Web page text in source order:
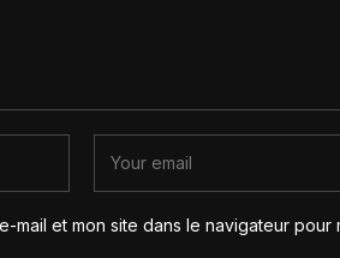
mail et mon site dans le navigateur pour